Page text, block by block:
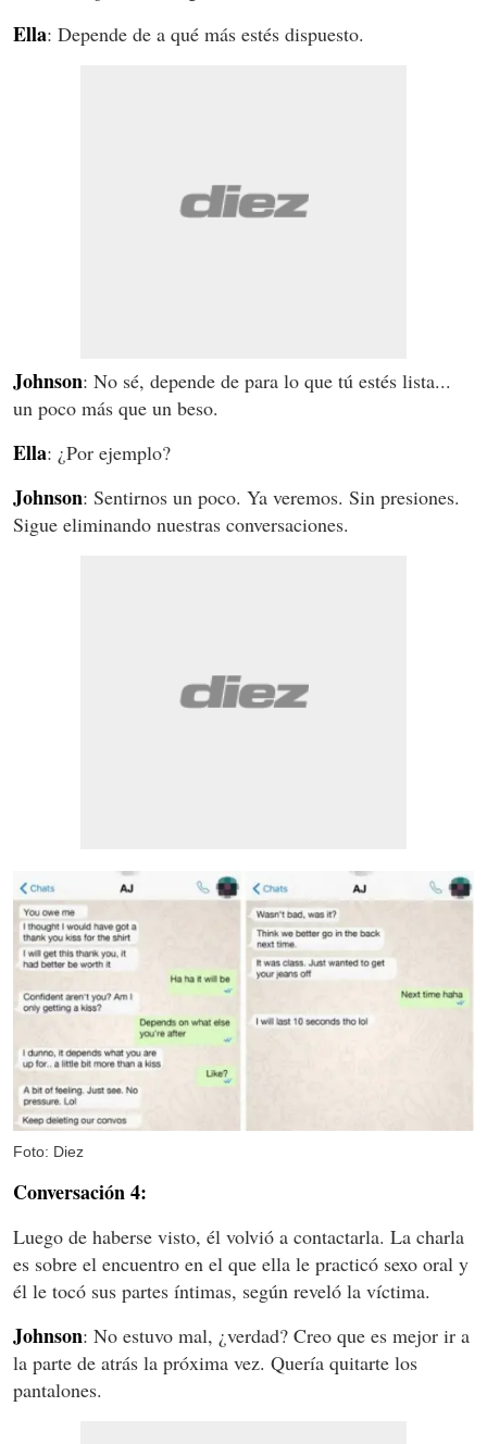
Ella: Depende de a qué más estés dispuesto.
Johnson: No sé, depende de para lo que tú estés lista...
un poco más que un beso.
Ella: ¿Por ejemplo?
Johnson: Sentirnos un poco. Ya veremos. Sin presiones.
Sigue eliminando nuestras conversaciones.
Foto: Diez
Conversación 4:
Luego de haberse visto, él volvió a contactarla. La charla
es sobre el encuentro en el que ella le practicó sexo oral y
él le tocó sus partes íntimas, según reveló la víctima.
Johnson: No estuvo mal, ¿verdad? Creo que es mejor ir a
la parte de atrás la próxima vez. Quería quitarte los
pantalones.